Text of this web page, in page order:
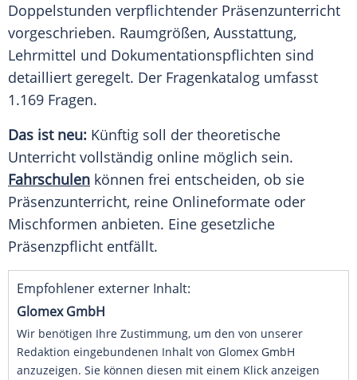
Doppelstunden verpflichtender Präsenzunterricht
vorgeschrieben. Raumgrößen, Ausstattung,
Lehrmittel und Dokumentationspflichten sind
detailliert geregelt. Der Fragenkatalog umfasst
1.169 Fragen.
Das ist neu: Künftig soll der theoretische
Unterricht vollständig online möglich sein.
Fahrschulen können frei entscheiden, ob sie
Präsenzunterricht, reine Onlineformate oder
Mischformen anbieten. Eine gesetzliche
Präsenzpflicht entfällt.
Empfohlener externer Inhalt:
Glomex GmbH
Wir benötigen Ihre Zustimmung, um den von unserer
Redaktion eingebundenen Inhalt von Glomex GmbH
anzuzeigen. Sie können diesen mit einem Klick anzeigen